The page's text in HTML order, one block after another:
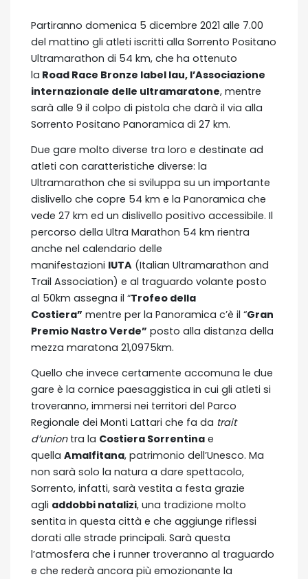
Partiranno domenica 5 dicembre 2021 alle 7.00
del mattino gli atleti iscritti alla Sorrento Positano
Ultramarathon di 54 km, che ha ottenuto
la Road Race Bronze label Iau, l’Associazione
internazionale delle ultramaratone, mentre
sarà alle 9 il colpo di pistola che darà il via alla
Sorrento Positano Panoramica di 27 km.
Due gare molto diverse tra loro e destinate ad
atleti con caratteristiche diverse: la
Ultramarathon che si sviluppa su un importante
dislivello che copre 54 km e la Panoramica che
vede 27 km ed un dislivello positivo accessibile. Il
percorso della Ultra Marathon 54 km rientra
anche nel calendario delle
manifestazioni IUTA (Italian Ultramarathon and
Trail Association) e al traguardo volante posto
al 50km assegna il “Trofeo della
Costiera” mentre per la Panoramica c’è il “Gran
Premio Nastro Verde” posto alla distanza della
mezza maratona 21,0975km.
Quello che invece certamente accomuna le due
gare è la cornice paesaggistica in cui gli atleti si
troveranno, immersi nei territori del Parco
Regionale dei Monti Lattari che fa da trait
d’uniontra la Costiera Sorrentina e
quella Amalfitana, patrimonio dell’Unesco. Ma
non sarà solo la natura a dare spettacolo,
Sorrento, infatti, sarà vestita a festa grazie
agli addobbi natalizi, una tradizione molto
sentita in questa città e che aggiunge riflessi
dorati alle strade principali. Sarà questa
l’atmosfera che i runner troveranno al traguardo
e che rederà ancora più emozionante la